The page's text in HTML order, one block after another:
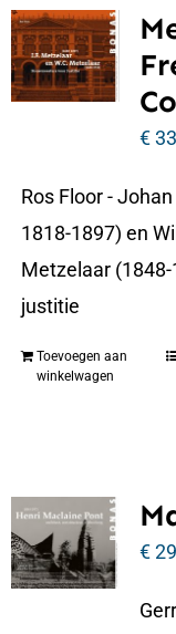
€
Ros Floor -
1818-1897) en
Metzelaar
justitie
Toevoegen aan
winkelwagen
€